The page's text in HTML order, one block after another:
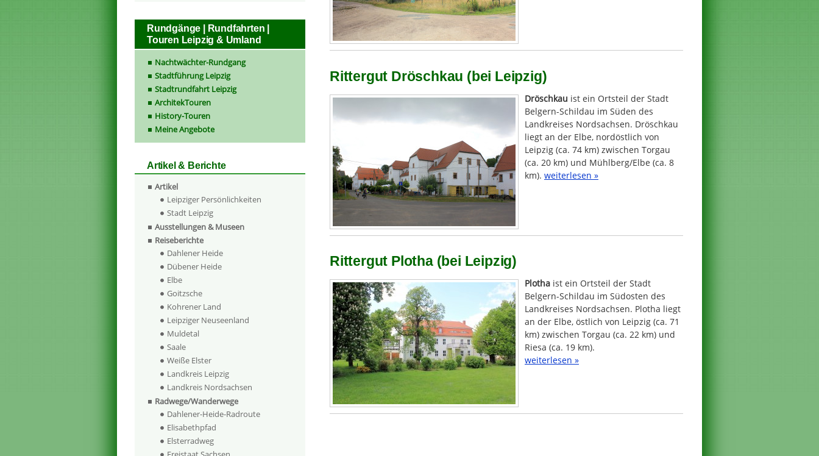
Rittergut Dröschkau (bei Leipzig)
Dröschkau ist ein Ortsteil der Stadt
Belgern-Schildau im Süden des
Landkreises Nordsachsen. Dröschkau
liegt an der Elbe, nordöstlich von
Leipzig (ca. 74 km) zwischen Torgau
(ca. 20 km) und Mühlberg/Elbe (ca. 8
km). weiterlesen »
Rittergut Plotha (bei Leipzig)
Plotha ist ein Ortsteil der Stadt
Belgern-Schildau im Südosten des
Landkreises Nordsachsen. Plotha liegt
an der Elbe, östlich von Leipzig (ca. 71
km) zwischen Torgau (ca. 22 km) und
Riesa (ca. 19 km).
weiterlesen »
Rundgänge | Rundfahrten |
Touren Leipzig & Umland
Nachtwächter-Rundgang
Stadtführung Leipzig
Stadtrundfahrt Leipzig
ArchitekTouren
History-Touren
Meine Angebote
Artikel & Berichte
Artikel
Leipziger Persönlichkeiten
Stadt Leipzig
Ausstellungen & Museen
Reiseberichte
Dahlener Heide
Dübener Heide
Elbe
Goitzsche
Kohrener Land
Leipziger Neuseenland
Muldetal
Saale
Weiße Elster
Landkreis Leipzig
Landkreis Nordsachsen
Radwege/Wanderwege
Dahlener-Heide-Radroute
Elisabethpfad
Elsterradweg